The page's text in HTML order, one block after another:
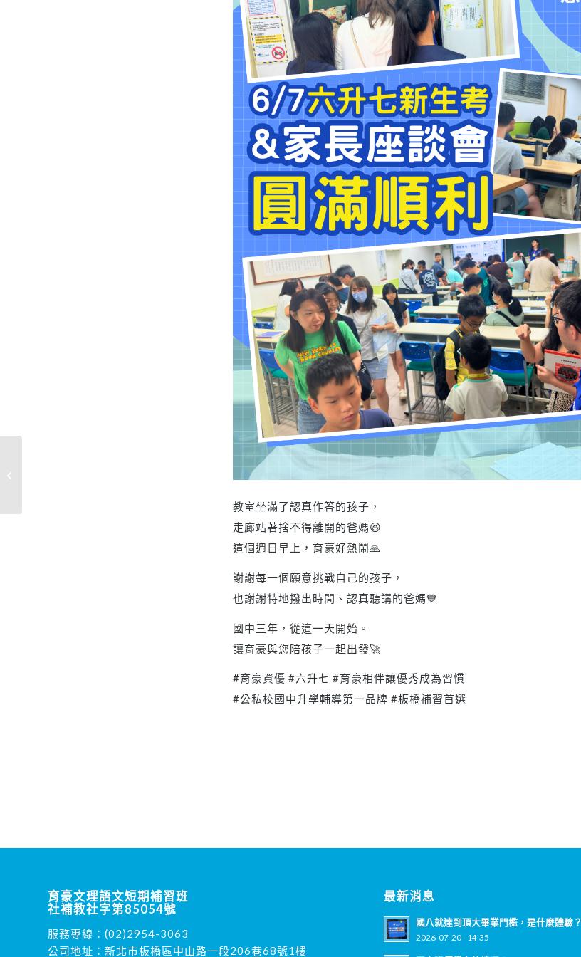
教室坐滿了認真作答的孩子，
走廊站著捨不得離開的爸媽😆
這個週日早上，育豪好熱鬧🙏
謝謝每一個願意挑戰自己的孩子，
也謝謝特地撥出時間、認真聽講的爸媽💙
國中三年，從這一天開始。
讓育豪與您陪孩子一起出發🚀
#育豪資優 #六升七 #育豪相伴讓優秀成為習慣
#公私校國中升學輔導第一品牌 #板橋補習首選
育豪文理語文短期補習班
社補教社字第85054號
服務專線： (02)2954-3063
公司地址：新北市板橋區中山路一段206巷68號1樓
最新消息
國八就達到頂大畢業門檻，是什麼體驗？
2026-07-20 - 14:35